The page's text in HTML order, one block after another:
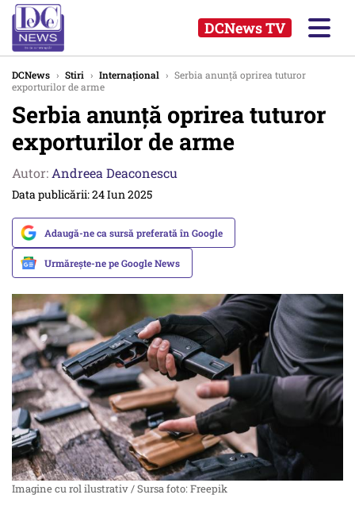
DCNews TV
DCNews › Stiri › Internațional › Serbia anunță oprirea tuturor
exporturilor de arme
Serbia anunță oprirea tuturor
exporturilor de arme
Autor: Andreea Deaconescu
Data publicării: 24 Iun 2025
Adaugă-ne ca sursă preferată în Google
Urmărește-ne pe Google News
Imagine cu rol ilustrativ / Sursa foto: Freepik